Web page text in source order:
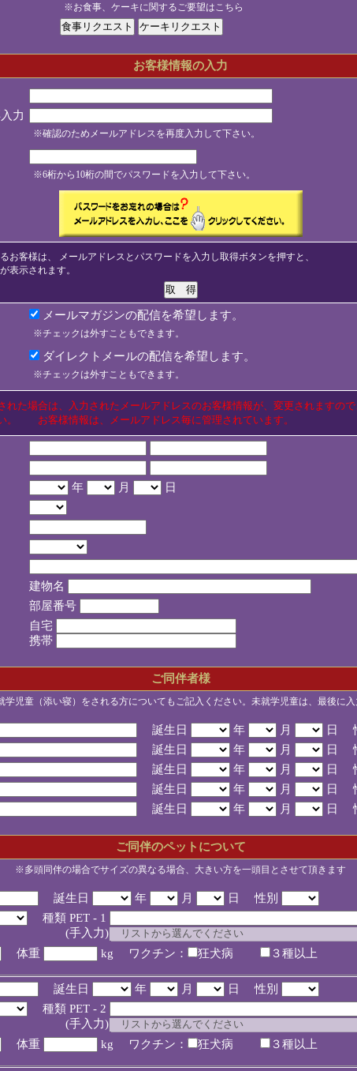
※お食事、ケーキに関するご要望はこちら
お客様情報の入力
力
※確認のためメールアドレスを再度入力して下さい。
※6桁から10桁の間でパスワードを入力して下さい。
お客様は、 メールアドレスとパスワードを入力し取得ボタンを押すと、
表示されます。
メールマガジンの配信を希望します。
※チェックは外すこともできます。
ダイレクトメールの配信を希望します。
※チェックは外すこともできます。
れた場合は、入力されたメールアドレスのお客様情報が、変更されますので
。 お客様情報は、メールアドレス毎に管理されています。
年 月
日
建物名
部屋番号
自宅
携帯
ご同伴者様
児童（添い寝）をされる方についてもご記入ください。未就学児童は、最後に入
誕生日 年 月
日
誕生日 年 月
日
誕生日 年 月
日
誕生日 年 月
日
誕生日 年 月 日
ご同伴のペットについて
※多頭同伴の場合でサイズの異なる場合、大きい方を一頭目とさせて頂きます
誕生日 年 月
日 性別
種類 PET - 1
力)
体重 kg ワクチン： 狂犬病 ３種以上
誕生日 年 月
日 性別
種類 PET - 2
力)
体重 kg ワクチン： 狂犬病 ３種以上